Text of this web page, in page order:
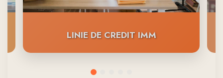
LINIE DE CREDIT IMM